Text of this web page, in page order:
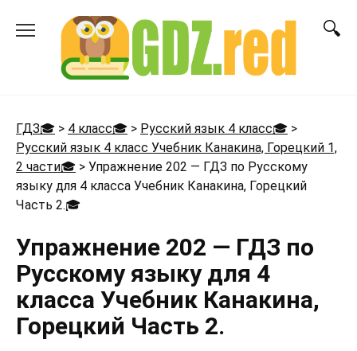
ГДЗ🎓 > 4 класс🎓 > Русский язык 4 класс🎓 >
Русский язык 4 класс Учебник Канакина, Горецкий 1,
2 части🎓 > Упражнение 202 — ГДЗ по Русскому
языку для 4 класса Учебник Канакина, Горецкий
Часть 2.🎓
Упражнение 202 — ГДЗ по
Русскому языку для 4
класса Учебник Канакина,
Горецкий Часть 2.